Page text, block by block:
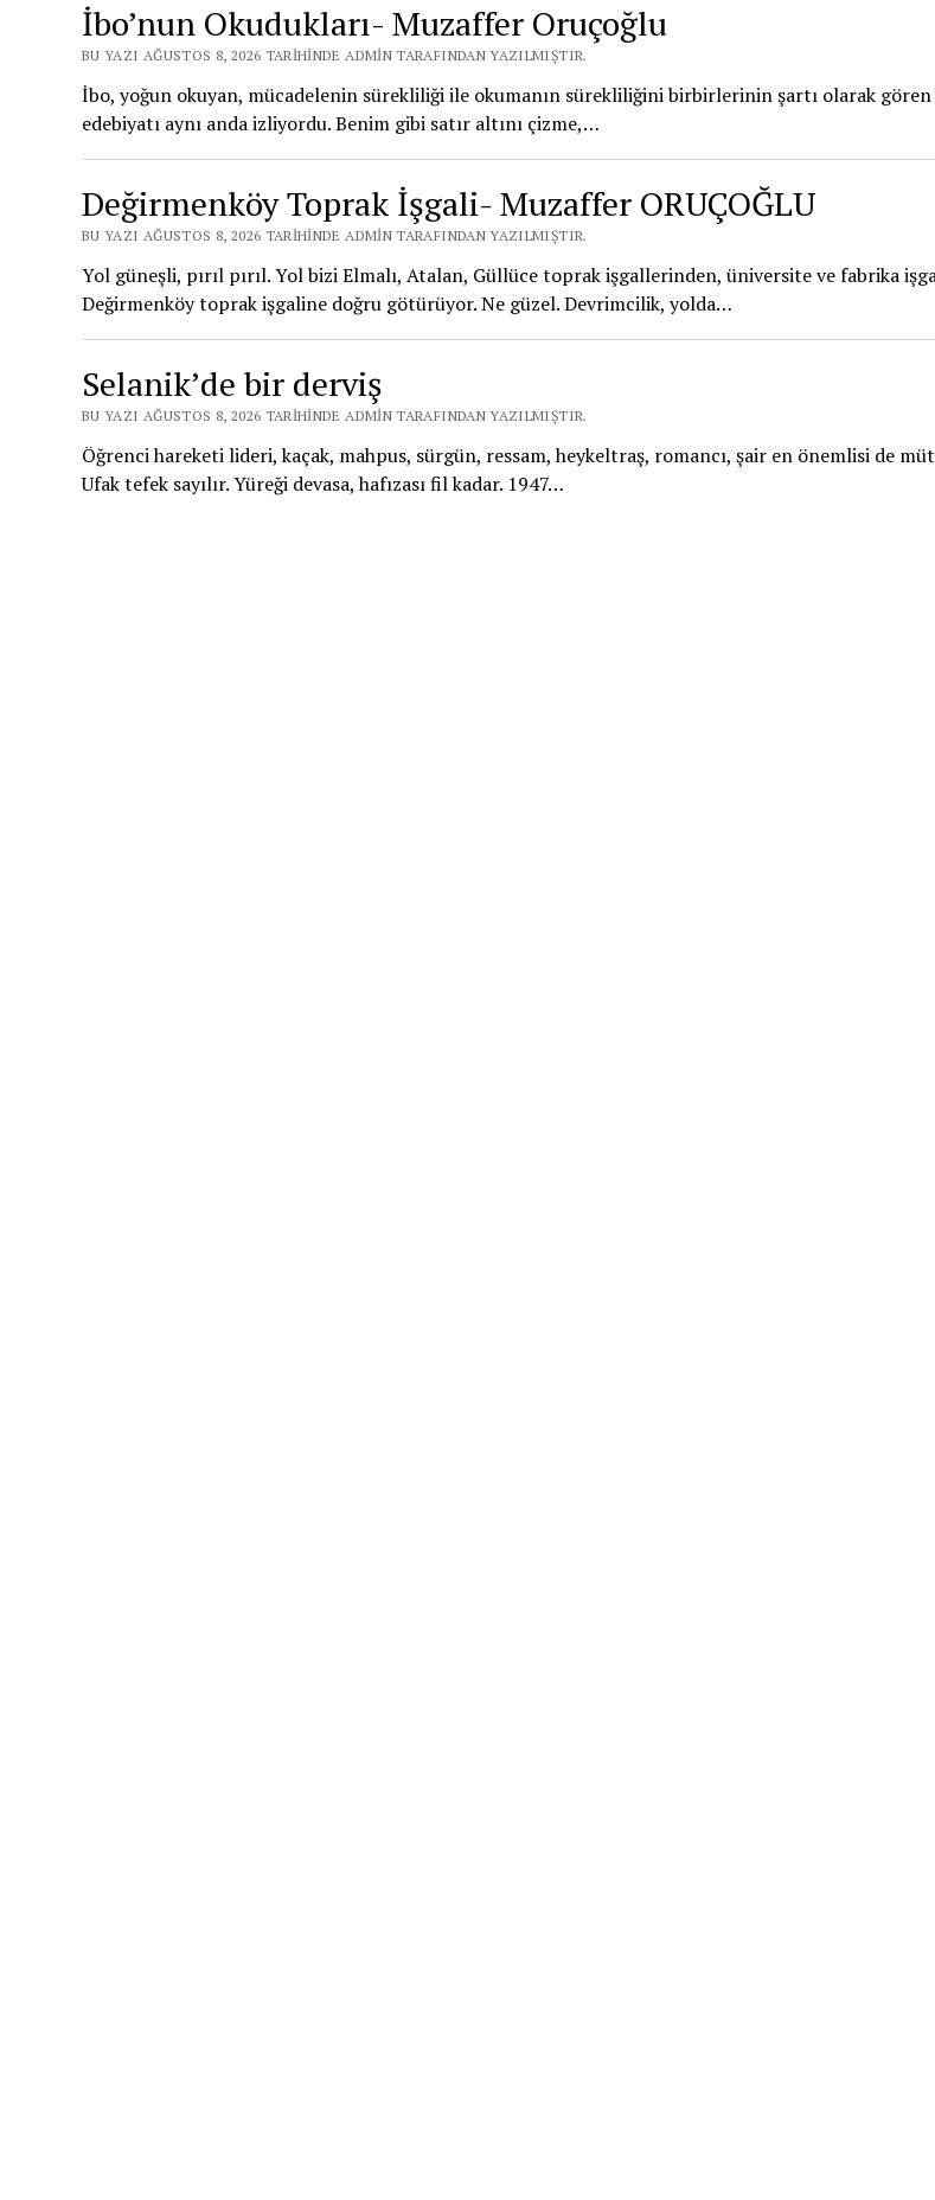
İbo’nun Okudukları- Muzaffer Oruçoğlu
BU YAZI AĞUSTOS 8, 2026 TARIHINDE ADMIN TARAFINDAN YAZILMIŞTIR.
İbo, yoğun okuyan, mücadelenin sürekliliği ile okumanın sürekliliğini birbirlerinin şartı olarak gören
edebiyatı aynı anda izliyordu. Benim gibi satır altını çizme,…
Değirmenköy Toprak İşgali- Muzaffer ORUÇOĞLU
BU YAZI AĞUSTOS 8, 2026 TARIHINDE ADMIN TARAFINDAN YAZILMIŞTIR.
Yol güneşli, pırıl pırıl. Yol bizi Elmalı, Atalan, Güllüce toprak işgallerinden, üniversite ve fabrika
Değirmenköy toprak işgaline doğru götürüyor. Ne güzel. Devrimcilik, yolda…
Selanik’de bir derviş
BU YAZI AĞUSTOS 8, 2026 TARIHINDE ADMIN TARAFINDAN YAZILMIŞTIR.
Öğrenci hareketi lideri, kaçak, mahpus, sürgün, ressam, heykeltraş, romancı, şair en önemlisi de
Ufak tefek sayılır. Yüreği devasa, hafızası fil kadar. 1947…